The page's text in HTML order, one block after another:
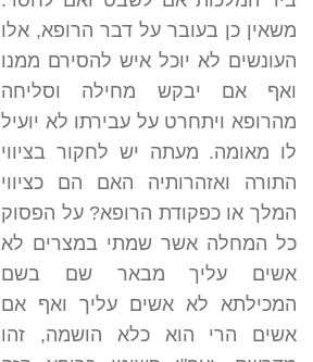
משאין כן בעובר על דבר הרופא, אלו
העונשים לא יוכל איש להסירם ממנו
ואף אם יבקש מחילה וסליחה
מהרופא ויתחרט על עבירתו לא יועיל
לו מאומה. מעתה יש לחקור בציווי
התורה ואזהרותיה האם הם כציווי
המלך או כפקודת הרופא? על הפסוק
כל המחלה אשר שמתי במצרים לא
אשים עליך מבאר שם בשם
המכילתא לא אשים עליך ואף אם
אשים הרי הוא כלא הושמה, זהו